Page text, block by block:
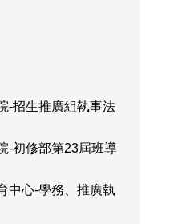
-招生推廣組執事法
-初修部第23屆班導
中心-學務、推廣執